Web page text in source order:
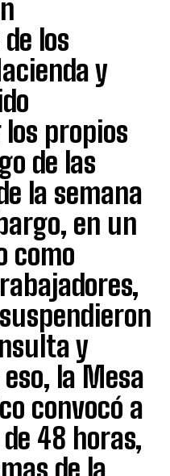
los
y
propios
de las
la semana
en un
como
y
la Mesa
convocó a
48 horas,